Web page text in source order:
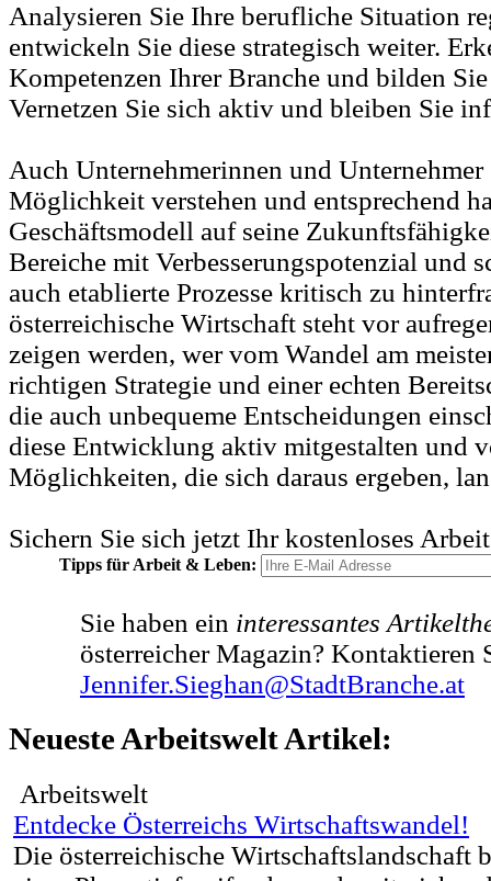
Analysieren Sie Ihre berufliche Situation
entwickeln Sie diese strategisch weiter.
Kompetenzen Ihrer Branche und bilden
Vernetzen Sie sich aktiv und bleiben Sie
Auch Unternehmerinnen und
Möglichkeit verstehen und entsprechend
Geschäftsmodell auf seine
Bereiche mit Verbesserungspotenzial und
auch etablierte Prozesse kritisch zu
österreichische Wirtschaft steht vor
zeigen werden, wer vom Wandel am
richtigen Strategie und einer echten
die auch unbequeme Entscheidungen
diese Entwicklung aktiv mitgestalten und
Möglichkeiten, die sich daraus ergeben,
Sichern Sie sich jetzt Ihr kostenloses
Tipps für Arbeit & Leben:
Sie haben ein interessantes
österreicher Magazin? Kontaktieren
Jennifer.Sieghan@StadtBranche.at
Neueste Arbeitswelt Artikel:
Arbeitswelt
Entdecke Österreichs Wirtschaftswandel!
Die österreichische Wirtschaftslandschaft